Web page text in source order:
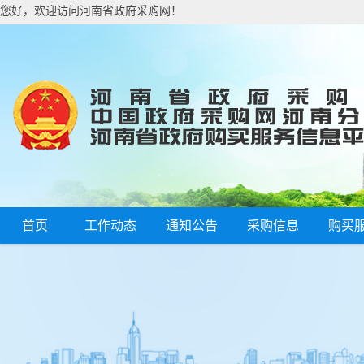
您好，欢迎访问河南省政府采购网！
首页 工作动态 通知公告 采购信息 购买